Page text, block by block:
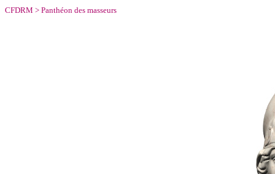
CFDRM > Panthéon des masseurs